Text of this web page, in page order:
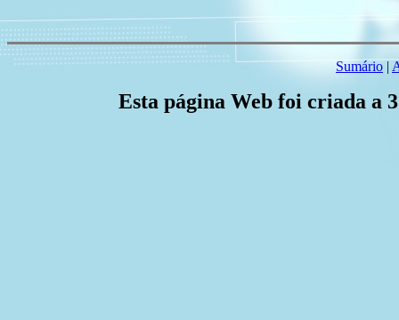
Sumário |
Esta página Web foi criada a